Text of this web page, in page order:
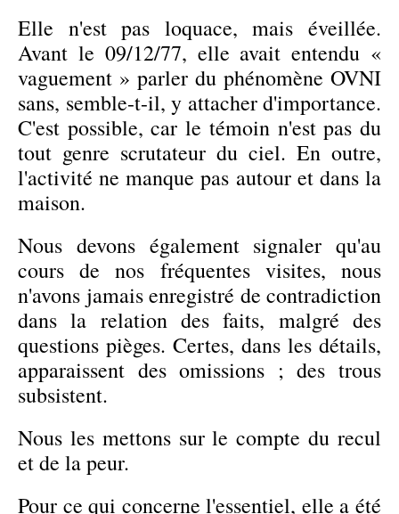
Elle n'est pas loquace, mais éveillée.
Avant le 09/12/77, elle avait entendu «
vaguement » parler du phénomène OVNI
sans, semble-t-il, y attacher d'importance.
C'est possible, car le témoin n'est pas du
tout genre scrutateur du ciel. En outre,
l'activité ne manque pas autour et dans la
maison.
Nous devons également signaler qu'au
cours de nos fréquentes visites, nous
n'avons jamais enregistré de contradiction
dans la relation des faits, malgré des
questions pièges. Certes, dans les détails,
apparaissent des omissions ; des trous
subsistent.
Nous les mettons sur le compte du recul
et de la peur.
Pour ce qui concerne l'essentiel, elle a été